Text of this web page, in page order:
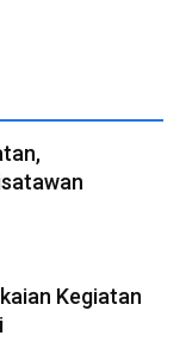
Kegiatan